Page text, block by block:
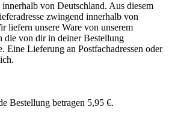
von Deutschland. Aus diesem
zwingend innerhalb von
liefern unsere Ware von unserem
die von dir in deiner Bestellung
Eine Lieferung an Postfachadressen oder
Bestellung betragen 5,95 €.